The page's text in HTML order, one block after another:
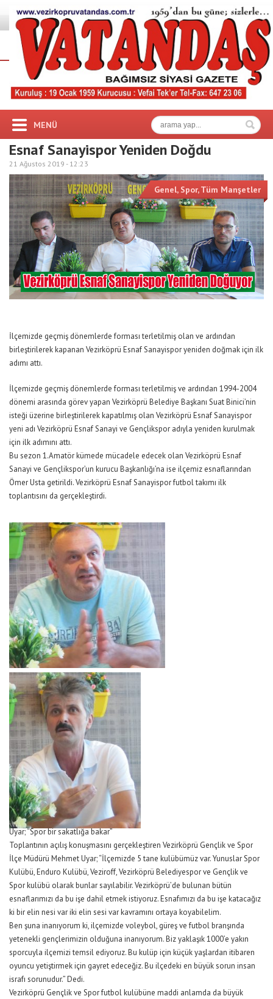
MENÜ
Esnaf Sanayispor Yeniden Doğdu
21 Ağustos 2019 - 12:23
Genel, Spor,Tüm Manşetler
İlçemizde geçmiş dönemlerde forması terletilmiş olan ve ardından
birleştirilerek kapanan Vezirköprü Esnaf Sanayispor yeniden doğmak için ilk
adımı attı.
İlçemizde geçmiş dönemlerde forması terletilmiş ve ardından 1994-2004
dönemi arasında görev yapan Vezirköprü Belediye Başkanı Suat Binici’nin
isteği üzerine birleştirilerek kapatılmış olan Vezirköprü Esnaf Sanayispor
yeni adı Vezirköprü Esnaf Sanayi ve Gençlikspor adıyla yeniden kurulmak
için ilk adımını attı.
Bu sezon 1.Amatör kümede mücadele edecek olan Vezirköprü Esnaf
Sanayi ve Gençlikspor’un kurucu Başkanlığı’na ise ilçemiz esnaflarından
Ömer Usta getirildi. Vezirköprü Esnaf Sanayispor futbol takımı ilk
toplantısını da gerçekleştirdi.
Uyar; “Spor bir sakatlığa bakar”
Toplantının açılış konuşmasını gerçekleştiren Vezirköprü Gençlik ve Spor
İlçe Müdürü Mehmet Uyar; “İlçemizde 5 tane kulübümüz var. Yunuslar Spor
Kulübü, Enduro Kulübü, Veziroff, Vezirköprü Belediyespor ve Gençlik ve
Spor kulübü olarak bunlar sayılabilir. Vezirköprü’de bulunan bütün
esnaflarımızı da bu işe dahil etmek istiyoruz. Esnafımızı da bu işe katacağız
ki bir elin nesi var iki elin sesi var kavramını ortaya koyabilelim.
Ben şuna inanıyorum ki, ilçemizde voleybol, güreş ve futbol branşında
yetenekli gençlerimizin olduğuna inanıyorum. Biz yaklaşık 1000’e yakın
sporcuyla ilçemizi temsil ediyoruz. Bu kulüp için küçük yaşlardan itibaren
oyuncu yetiştirmek için gayret edeceğiz. Bu ilçedeki en büyük sorun insan
israfı sorunudur.” Dedi.
Vezirköprü Gençlik ve Spor futbol kulübüne maddi anlamda da büyük